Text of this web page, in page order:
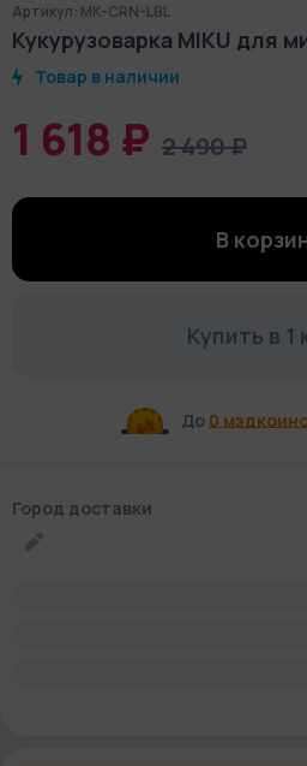
Артикул: MK-CRN-LBL
Кукурузоварка MIKU для
Товар в наличии
1 618 ₽ 2 490 ₽
В
Купить в 1
До 0
Город доставки